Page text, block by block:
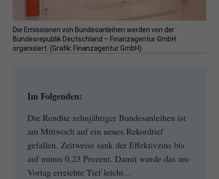
Die Emissionen von Bundesanleihen werden von der
Bundesrepublik Deutschland – Finanzagentur GmbH
organisiert. (Grafik: Finanzagentur GmbH)
Im Folgenden:
Die Rendite zehnjähriger Bundesanleihen ist
am Mittwoch auf ein neues Rekordtief
gefallen. Zeitweise sank der Effektivzins bis
auf minus 0,23 Prozent. Damit wurde das am
Vortag erreichte Tief leicht...